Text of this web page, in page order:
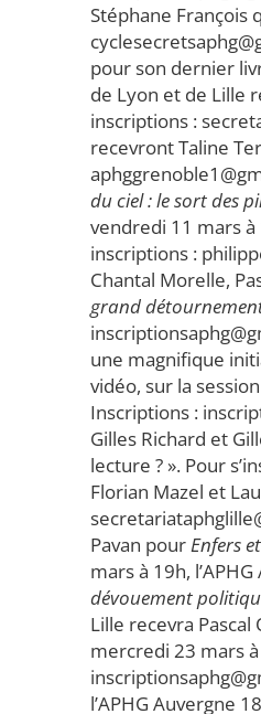
Stéphane François
pour son dernier
de Lyon et de Lille
inscriptions :
recevront Taline
du ciel : le sort des
vendredi 11 mars
inscriptions :
Chantal Morelle,
grand
une magnifique
vidéo, sur la
Inscriptions :
Gilles Richard et
lecture ? ». Pour
Florian Mazel et
Pavan pourEnfers
mars à 19h,
dévouement
Lille recevra Pascal
mercredi 23 mars
l’APHG Auvergne